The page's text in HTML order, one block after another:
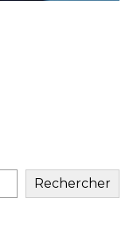
Rechercher